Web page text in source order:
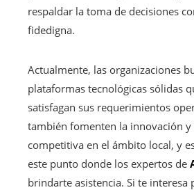
respaldar la toma de decisiones
fidedigna.
Actualmente, las organizaciones
plataformas tecnológicas sólidas
satisfagan sus requerimientos
también fomenten la innovación y
competitiva en el ámbito local, y
este punto donde los expertos de
brindarte asistencia. Si te interesa